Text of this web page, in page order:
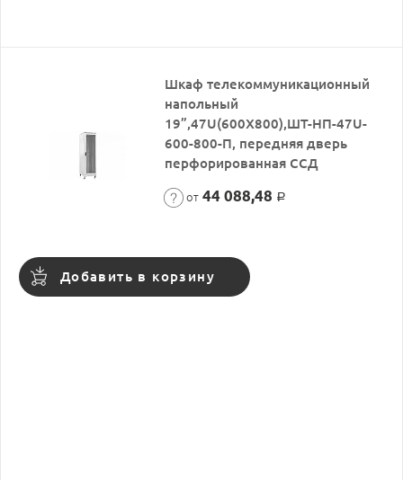
Шкаф телекоммуникационный
напольный
19”,47U(600X800),ШТ-НП-47U-
600-800-П, передняя дверь
перфорированная ССД
от 44 088,48 Р
Добавить в корзину